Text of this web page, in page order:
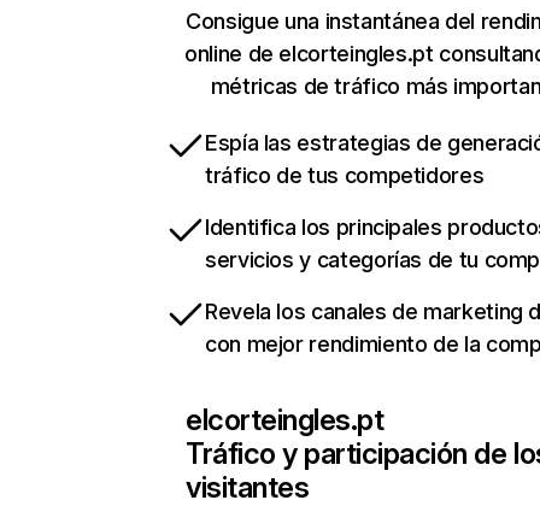
Consigue una instantánea del
online de elcorteingles.pt
métricas de tráfico más
Espía las estrategias de
tráfico de tus competidores
Identifica los principales
servicios y categorías de tu
Revela los canales de marketing
con mejor rendimiento de la
elcorteingles.pt
Tráfico y participación de
visitantes